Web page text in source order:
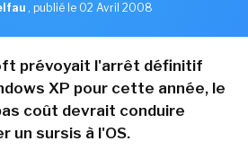
, publié le 02 Avril 2008
prévoyait l'arrêt définitif
XP pour cette année, le
coût devrait conduire
un sursis à l'OS.